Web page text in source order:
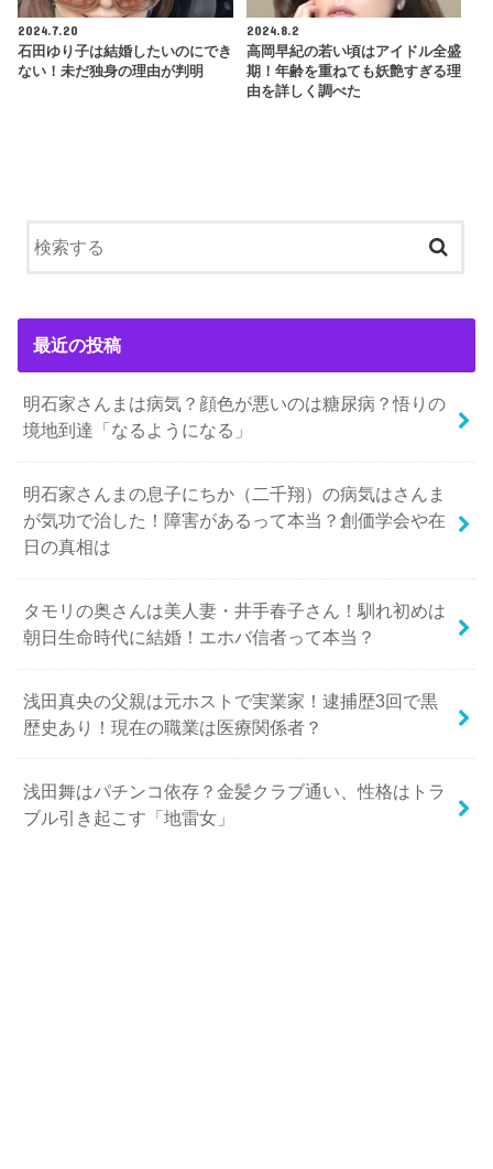
2024.7.20
石田ゆり子は結婚したいのにでき
ない！未だ独身の理由が判明
2024.8.2
高岡早紀の若い頃はアイドル全盛
期！年齢を重ねても妖艶すぎる理
由を詳しく調べた
最近の投稿
明石家さんまは病気？顔色が悪いのは糖尿病？悟りの
境地到達「なるようになる」
明石家さんまの息子にちか（二千翔）の病気はさんま
が気功で治した！障害があるって本当？創価学会や在
日の真相は
タモリの奥さんは美人妻・井手春子さん！馴れ初めは
朝日生命時代に結婚！エホバ信者って本当？
浅田真央の父親は元ホストで実業家！逮捕歴3回で黒
歴史あり！現在の職業は医療関係者？
浅田舞はパチンコ依存？金髪クラブ通い、性格はトラ
ブル引き起こす「地雷女」